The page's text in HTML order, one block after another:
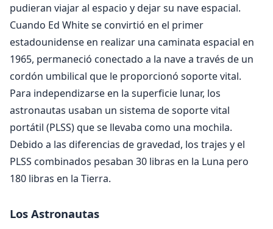
pudieran viajar al espacio y dejar su nave espacial.
Cuando Ed White se convirtió en el primer
estadounidense en realizar una caminata espacial en
1965, permaneció conectado a la nave a través de un
cordón umbilical que le proporcionó soporte vital.
Para independizarse en la superficie lunar, los
astronautas usaban un sistema de soporte vital
portátil (PLSS) que se llevaba como una mochila.
Debido a las diferencias de gravedad, los trajes y el
PLSS combinados pesaban 30 libras en la Luna pero
180 libras en la Tierra.
Los Astronautas